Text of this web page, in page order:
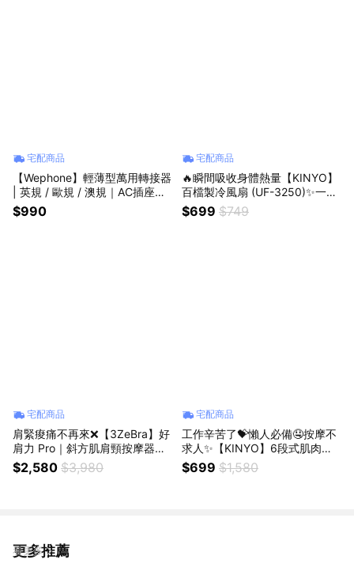
宅配商品
【Wephone】輕薄型萬用轉接器
| 英規 / 歐規 / 澳規｜AC插座、
USB-A、USB-C｜推桿式切換✨
$990
宅配商品
🔥瞬間吸收身體熱量【KINYO】
百檔製冷風扇 (UF-3250)✨一鍵
啟動瞬間冰感✨夏天必備 (SHOP
PING99)
$699 $749
宅配商品
肩緊痠痛不再來❌【3ZeBra】好
肩力 Pro｜斜方肌肩頸按摩器✨
深層放鬆享受 (SHOPPING99)
$2,580 $3,980
宅配商品
工作辛苦了💝懶人必備🤤按摩不
求人✨【KINYO】6段式肌肉舒
緩筋膜槍 (FG-61)🔫6段變速 ♡4
款按摩頭♡輕鬆減輕全身酸痛♡
$699 $1,580
更多推薦
看更多